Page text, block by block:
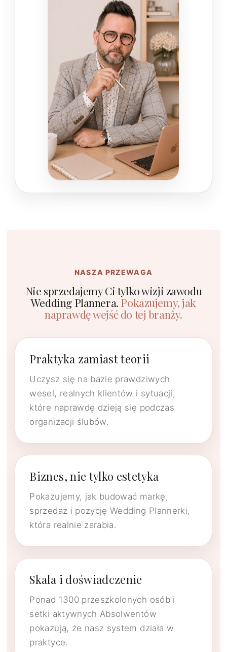
NASZA PRZEWAGA
Nie sprzedajemy Ci tylko wizji zawodu
Wedding Plannera. Pokazujemy, jak
naprawdę wejść do tej branży.
Praktyka zamiast teorii
Uczysz się na bazie prawdziwych
wesel, realnych klientów i sytuacji,
które naprawdę dzieją się podczas
organizacji ślubów.
Biznes, nie tylko estetyka
Pokazujemy, jak budować markę,
sprzedaż i pozycję Wedding Plannerki,
która realnie zarabia.
Skala i doświadczenie
Ponad 1300 przeszkolonych osób i
setki aktywnych Absolwentów
pokazują, że nasz system działa w
praktyce.